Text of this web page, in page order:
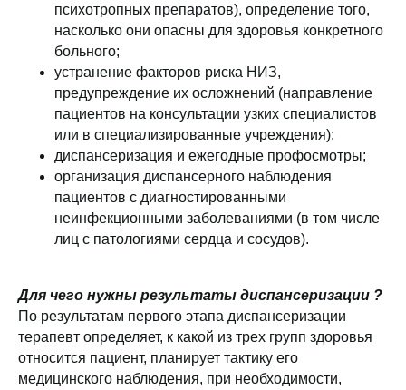
психотропных препаратов), определение того,
насколько они опасны для здоровья конкретного
больного;
устранение факторов риска НИЗ,
предупреждение их осложнений (направление
пациентов на консультации узких специалистов
или в специализированные учреждения);
диспансеризация и ежегодные профосмотры;
организация диспансерного наблюдения
пациентов с диагностированными
неинфекционными заболеваниями (в том числе
лиц с патологиями сердца и сосудов).
Для чего нужны результаты диспансеризации ?
По результатам первого этапа диспансеризации
терапевт определяет, к какой из трех групп здоровья
относится пациент, планирует тактику его
медицинского наблюдения, при необходимости,